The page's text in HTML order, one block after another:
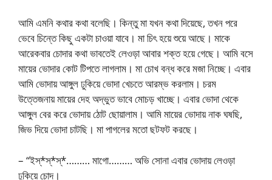
আমি এমনি কথার কথা বলেছি। কিন্তু মা যখন কথা দিয়েছে, তখন পরে
ভেবে চিন্তে কিছু একটা চাওয়া যাবে। মা চিৎ হয়ে শুয়ে আছে। মাকে
আরেকবার চোদার কথা ভাবতেই লেওড়া আবার শক্ত হয়ে গেছে। আমি বসে
মায়ের ভোদার কোট টিপতে লাগলাম। মা চোখ বন্ধ করে মজা নিচ্ছে। এবার
আমি ভোদায় আঙ্গুল ঢুকিয়ে ভোদা খেচতে আরম্ভ করলাম। চরম
উত্তেজনায় মায়ের দেহ অদ্ভুত ভাবে মোচড় খাচ্ছে। এবার ভোদা থেকে
আঙ্গুল বের করে ভোদায় ঠোট ছোয়ালাম। আমি মায়ের ভোদায় নাক ঘষছি,
জিভ দিয়ে ভোদা চাটছি। মা পাগলের মতো ছটফট করছে।
– “ইস্*স্*স্*……… মাগো……… অভি সোনা এবার ভোদায় লেওড়া
ঢুকিয়ে চোদ।